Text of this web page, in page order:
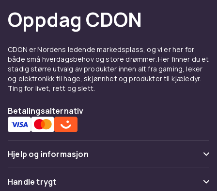
Oppdag CDON
CDON er Nordens ledende markedsplass, og vi er her for
både små hverdagsbehov og store drømmer. Her finner du et
stadig større utvalg av produkter innen alt fra gaming, leker
og elektronikk til hage, skjønnhet og produkter til kjæledyr.
Ting for livet, rett og slett.
Betalingsalternativ
Hjelp og informasjon
Vanlige spørsmål
Handle trygt